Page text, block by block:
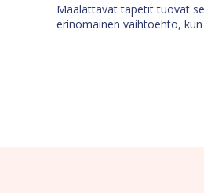
Maalattavat tapetit tuovat
erinomainen vaihtoehto,